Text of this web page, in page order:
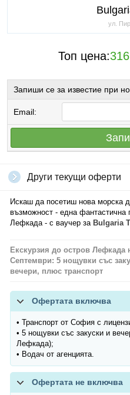
ул.
Топ цена:
Запиши се за известие при
Email:
Други текущи оферти
Искаш да посетиш нова морска
възможност - една фантастична
Лефкада - с ваучер за Bulgaria
Екскурзия до остров Лефкада
Септември: 5 нощувки със
вечери, плюс транспорт
Офертата включва
• Транспорт от София с
• 5 нощувки със закуски и
Лефкада);
• Водач от агенцията.
Офертата не включва